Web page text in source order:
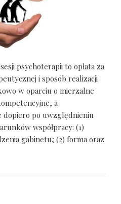
psychoterapii to opłata za
i sposób realizacji
w oparciu o mierzalne
a
po uwzględnieniu
współpracy: (1)
gabinetu; (2) forma oraz